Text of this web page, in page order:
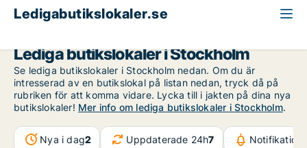
Ledigabutikslokaler.se
Lediga butikslokaler i Stockholm
Se lediga butikslokaler i Stockholm nedan. Om du är
intresserad av en butikslokal på listan nedan, tryck då på
rubriken för att komma vidare. Lycka till i jakten på dina nya
butikslokaler! Mer info om lediga butikslokaler i Stockholm.
Nya i dag2 Uppdaterade 24h7